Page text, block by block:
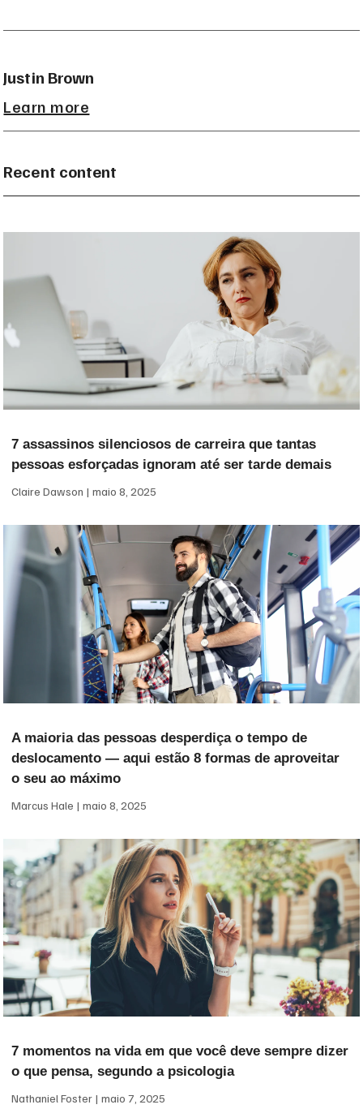
Justin Brown
Learn more
Recent content
7 assassinos silenciosos de carreira que tantas
pessoas esforçadas ignoram até ser tarde demais
Claire Dawson maio 8, 2025
A maioria das pessoas desperdiça o tempo de
deslocamento — aqui estão 8 formas de aproveitar
o seu ao máximo
Marcus Hale maio 8, 2025
7 momentos na vida em que você deve sempre dizer
o que pensa, segundo a psicologia
Nathaniel Foster maio 7, 2025